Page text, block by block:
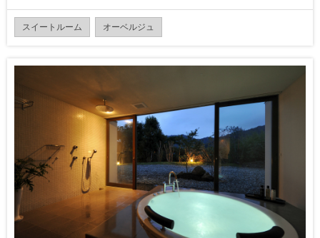
スイートルーム オーベルジュ